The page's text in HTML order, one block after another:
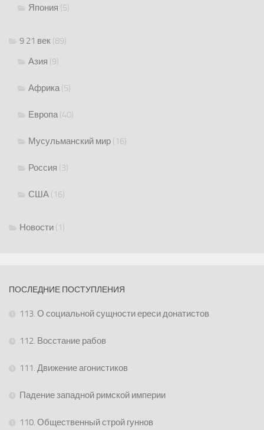
Япония (5)
9 21 век (89)
Азия (9)
Африка(5)
Европа(40)
Мусульманский мир (16)
Россия (3)
США (16)
Новости (1)
ПОСЛЕДНИЕ ПОСТУПЛЕНИЯ
113. О социальной сущности ереси донатистов
112. Восстание рабов
111. Движение агонистиков
Падение западной римской империи
110. Общественный строй гуннов